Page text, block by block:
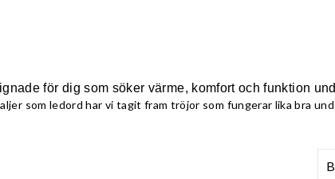
för dig som söker värme, komfort och funktion
som ledord har vi tagit fram tröjor som fungerar lika bra